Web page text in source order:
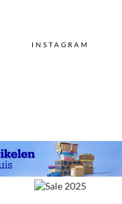
INSTAGRAM